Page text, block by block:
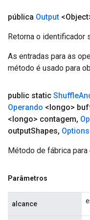
pública Output
Retorna o identificador
As entradas para as
método é usado para
public static Shuffle
Operando <longo>
<longo> contagem,
outputShapes, Options
Método de fábrica para
Parâmetros
alcance